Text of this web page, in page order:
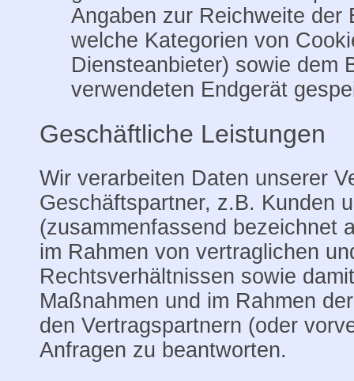
Angaben zur Reichweite der
welche Kategorien von
Diensteanbieter) sowie dem
verwendeten Endgerät
Geschäftliche Leistungen
Wir verarbeiten Daten unserer
Geschäftspartner, z.B. Kunden
(zusammenfassend bezeichnet
im Rahmen von vertraglichen
Rechtsverhältnissen sowie
Maßnahmen und im Rahmen
den Vertragspartnern (oder
Anfragen zu beantworten.